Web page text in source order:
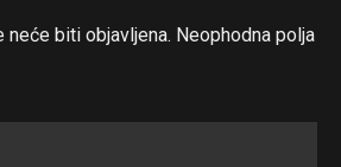
neće biti objavljena. Neophodna polja